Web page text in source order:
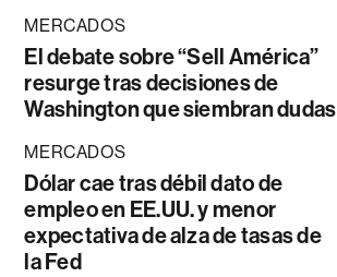
MERCADOS
El debate sobre “Sell América”
resurge tras decisiones de
Washington que siembran dudas
MERCADOS
Dólar cae tras débil dato de
empleo en EE.UU. y menor
expectativa de alza de tasas de
la Fed